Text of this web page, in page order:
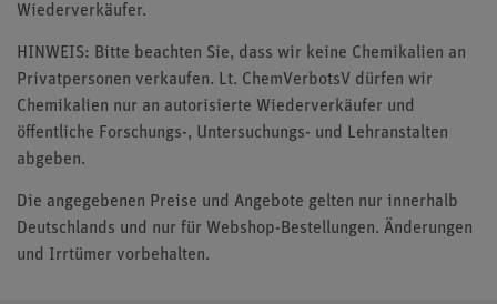
Wiederverkäufer.
HINWEIS: Bitte beachten Sie, dass wir keine Chemikalien an
Privatpersonen verkaufen. Lt. ChemVerbotsV dürfen wir
Chemikalien nur an autorisierte Wiederverkäufer und
öffentliche Forschungs-, Untersuchungs- und Lehranstalten
abgeben.
Die angegebenen Preise und Angebote gelten nur innerhalb
Deutschlands und nur für Webshop-Bestellungen. Änderungen
und Irrtümer vorbehalten.